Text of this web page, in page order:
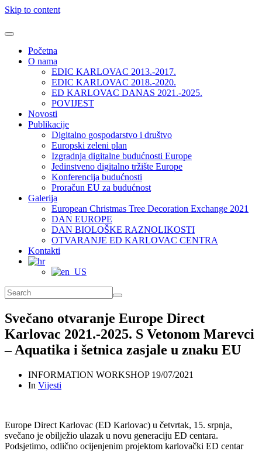
Skip to content
Početna
O nama
EDIC KARLOVAC 2013.-2017.
EDIC KARLOVAC 2018.-2020.
ED KARLOVAC DANAS 2021.-2025.
POVIJEST
Novosti
Publikacije
Digitalno gospodarstvo i društvo
Europski zeleni plan
Izgradnja digitalne budućnosti Europe
Jedinstveno digitalno tržište Europe
Konferencija budućnosti
Proračun EU za budućnost
Galerija
European Christmas Tree Decoration Exchange 2021
DAN EUROPE
DAN BIOLOŠKE RAZNOLIKOSTI
OTVARANJE ED KARLOVAC CENTRA
Kontakti
Svečano otvaranje Europe Direct
Karlovac 2021.-2025. S Vetonom Marevci
– Aquatika i šetnica zasjale u znaku EU
INFORMATION WORKSHOP 19/07/2021
In Vijesti
Europe Direct Karlovac (ED Karlovac) u četvrtak, 15. srpnja,
svečano je obilježio ulazak u novu generaciju ED centara.
Podsjetimo, odlično ocijenjenim projektom karlovački ED centar